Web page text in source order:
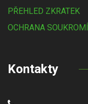
PŘEHLED ZKRATEK
OCHRANA SOUKROMÍ
Kontakty